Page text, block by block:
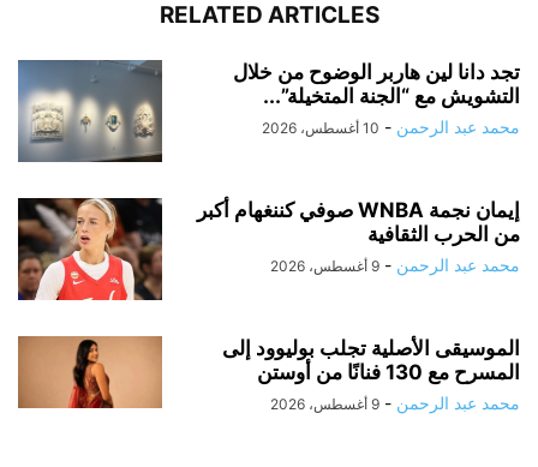
RELATED ARTICLES
تجد دانا لين هاربر الوضوح من خلال
التشويش مع “الجنة المتخيلة”...
محمد عبد الرحمن - 10 أغسطس، 2026
إيمان نجمة WNBA صوفي كننغهام أكبر
من الحرب الثقافية
محمد عبد الرحمن - 9 أغسطس، 2026
الموسيقى الأصلية تجلب بوليوود إلى
المسرح مع 130 فنانًا من أوستن
محمد عبد الرحمن - 9 أغسطس، 2026